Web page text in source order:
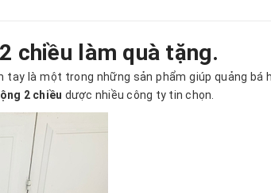
chiều làm quà tặng.
là một trong những sản phẩm giúp quảng bá
2 chiều dược nhiều công ty tin chọn.